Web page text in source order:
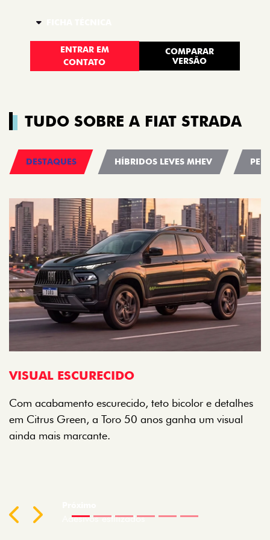
ENTRAR EM
CONTATO
COMPARAR
VERSÃO
TUDO SOBRE A FIAT STRADA
DESTAQUES HÍBRIDOS LEVES MHEV
VISUAL ESCURECIDO
Com acabamento escurecido, teto bicolor e detalhes
em Citrus Green, a Toro 50 anos ganha um visual
ainda mais marcante.
PreviousNext